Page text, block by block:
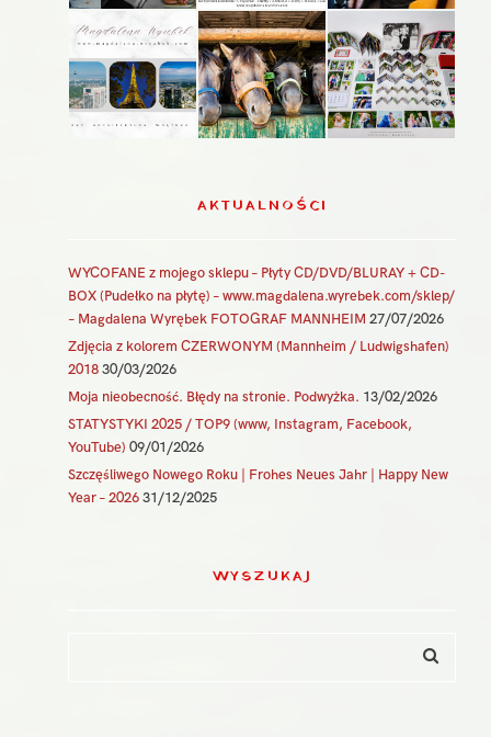
AKTUALNOŚCI
WYCOFANE z mojego sklepu – Płyty CD/DVD/BLURAY + CD-
BOX (Pudełko na płytę) – www.magdalena.wyrebek.com/sklep/
– Magdalena Wyrębek FOTOGRAF MANNHEIM 27/07/2026
Zdjęcia z kolorem CZERWONYM (Mannheim / Ludwigshafen)
2018 30/03/2026
Moja nieobecność. Błędy na stronie. Podwyżka. 13/02/2026
STATYSTYKI 2025 / TOP9 (www, Instagram, Facebook,
YouTube) 09/01/2026
Szczęśliwego Nowego Roku | Frohes Neues Jahr | Happy New
Year – 2026 31/12/2025
WYSZUKAJ